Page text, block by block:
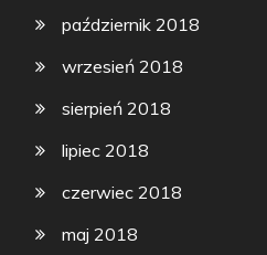
październik 2018
wrzesień 2018
sierpień 2018
lipiec 2018
czerwiec 2018
maj 2018